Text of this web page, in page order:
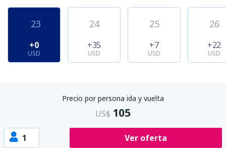
23
+0
USD
24
+35
USD
25
+7
USD
26
+22
USD
Precio por persona ida y vuelta
US$ 105
1 Ver oferta